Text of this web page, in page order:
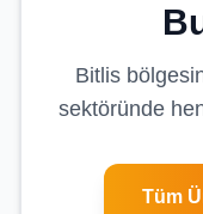
Bitlis
sektöründe
Tüm